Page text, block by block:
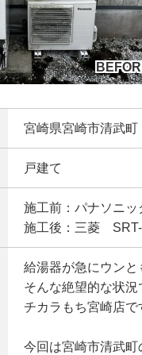
宮崎県宮崎市清武町
戸建て
施工前：パナソニ
施工後：三菱
給湯器が急にウン
そんな絶望的な状況
チカラもち宮崎店で
今回は宮崎市清武町